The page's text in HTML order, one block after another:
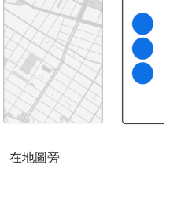
在地圖旁